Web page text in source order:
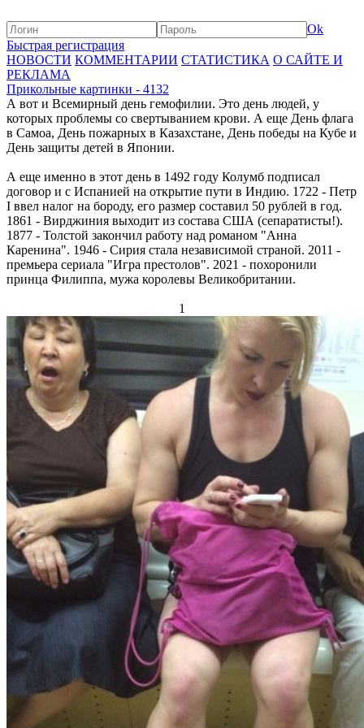
Ok
Быстрая регистрация
НОВОСТИ КОММЕНТАРИИ СТАТИСТИКА О САЙТЕ И
РЕКЛАМА
Прикольные картинки - 4132
А вот и Всемирный день гемофилии. Это день людей, у
которых проблемы со свертыванием крови. А еще День флага
в Самоа, День пожарных в Казахстане, День победы на Кубе и
День защиты детей в Японии.
А еще именно в этот день в 1492 году Колумб подписал
договор и с Испанией на открытие пути в Индию. 1722 - Петр
I ввел налог на бороду, его размер составил 50 рублей в год.
1861 - Вирджиния выходит из состава США (сепаратисты!).
1877 - Толстой закончил работу над романом "Анна
Каренина". 1946 - Сирия стала независимой страной. 2011 -
премьера сериала "Игра престолов". 2021 - похоронили
принца Филиппа, мужа королевы Великобритании.
1